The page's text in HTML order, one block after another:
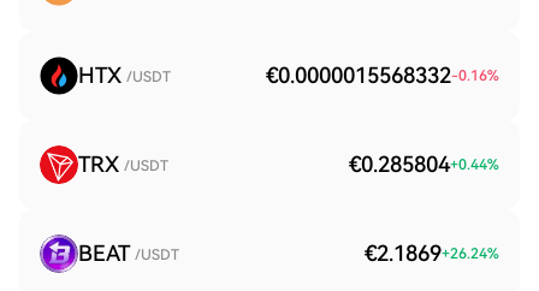
HTX /USDT €0.0000015568332-0.16%
TRX /USDT €0.285804+0.44%
BEAT /USDT €2.1869+26.24%